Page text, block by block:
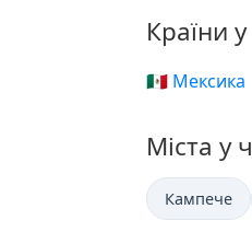
Країни
🇲🇽 Мексика
Міста у
Кампече